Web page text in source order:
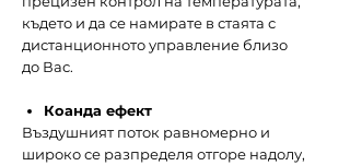
където и да се намирате в стаята с
дистанционното управление близо
до Вас.
Коанда ефект
Въздушният поток равномерно и
широко се разпределя отгоре надолу,